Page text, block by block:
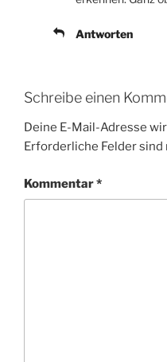
Antworten
Schreibe einen
Deine E-Mail-Adresse
Erforderliche Felder sind
Kommentar*